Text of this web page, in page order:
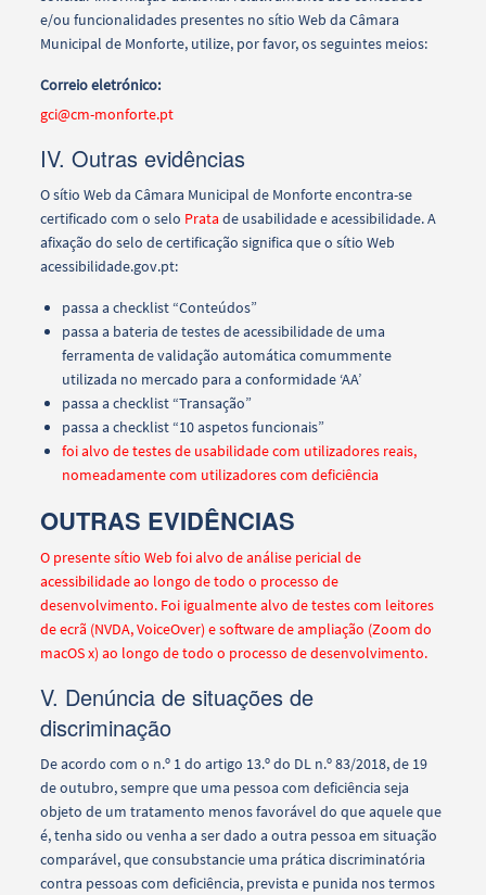
e/ou funcionalidades presentes no sítio Web da Câmara
Municipal de Monforte, utilize, por favor, os seguintes meios:
Correio eletrónico:
gci@cm-monforte.pt
IV. Outras evidências
O sítioWeb da Câmara Municipal de Monforte encontra-se
certificado com o selo Prata de usabilidade e acessibilidade. A
afixação do selo de certificação significa que o sítio Web
acessibilidade.gov.pt:
passa a checklist “Conteúdos”
passa a bateria de testes de acessibilidade de uma
ferramenta de validação automática comummente
utilizada no mercado para a conformidade ‘AA’
passa a checklist “Transação”
passa a checklist “10 aspetos funcionais”
foi alvo de testes de usabilidade com utilizadores reais,
nomeadamente com utilizadores com deficiência
OUTRAS EVIDÊNCIAS
O presente sítio Web foi alvo de análise pericial de
acessibilidade ao longo de todo o processo de
desenvolvimento. Foi igualmente alvo de testes com leitores
de ecrã (NVDA, VoiceOver) e software de ampliação (Zoom do
macOS x) ao longo de todo o processo de desenvolvimento.
V. Denúncia de situações de
discriminação
De acordo com o n.º 1 do artigo 13.º do DL n.º 83/2018, de 19
de outubro, sempre que uma pessoa com deficiência seja
objeto de um tratamento menos favorável do que aquele que
é, tenha sido ou venha a ser dado a outra pessoa em situação
comparável, que consubstancie uma prática discriminatória
contra pessoas com deficiência, prevista e punida nos termos